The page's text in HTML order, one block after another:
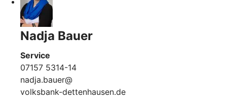
Nadja Bauer
Service
07157 5314-14
nadja.bauer@
volksbank-dettenhausen.de